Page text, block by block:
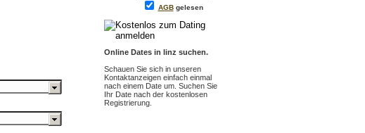
AGBgelesen
Online Dates in linz suchen.
Schauen Sie sich in unseren
Kontaktanzeigen einfach einmal
nach einem Date um. Suchen Sie
Ihr Date nach der kostenlosen
Registrierung.